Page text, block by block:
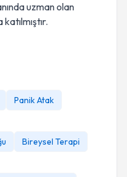
uzman olan
Panik Atak
Bireysel Terapi